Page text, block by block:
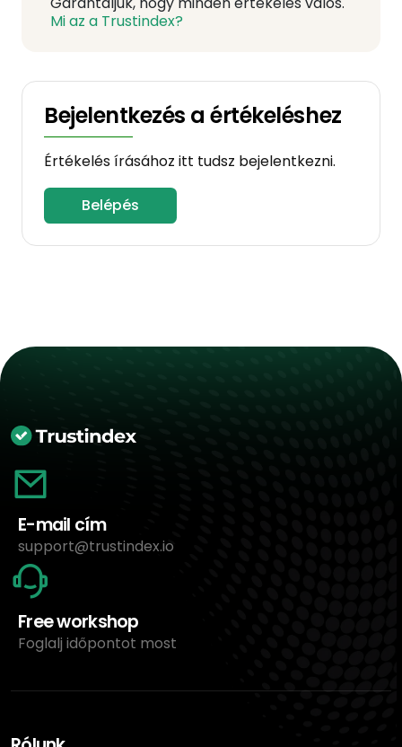
Mi az a Trustindex?
Bejelentkezés a értékeléshez
Értékelés írásához itt tudsz bejelentkezni.
Belépés
E-mail cím
support@trustindex.io
Free workshop
Foglalj időpontot most